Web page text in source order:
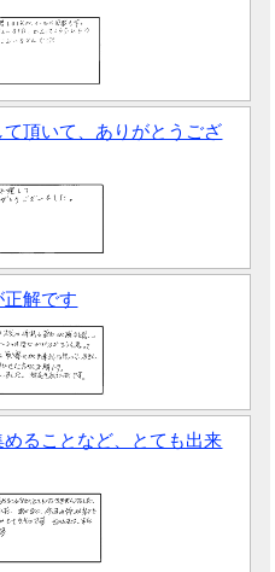
頂いて、ありがとうござ
解です
ることなど、とても出来